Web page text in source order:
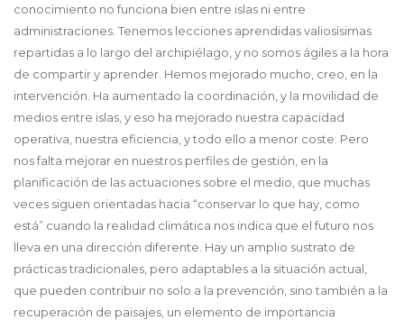
conocimiento no funciona bien entre islas ni entre
administraciones. Tenemos lecciones aprendidas valiosísimas
repartidas a lo largo del archipiélago, y no somos ágiles a la hora
de compartir y aprender. Hemos mejorado mucho, creo, en la
intervención. Ha aumentado la coordinación, y la movilidad de
medios entre islas, y eso ha mejorado nuestra capacidad
operativa, nuestra eficiencia, y todo ello a menor coste. Pero
nos falta mejorar en nuestros perfiles de gestión, en la
planificación de las actuaciones sobre el medio, que muchas
veces siguen orientadas hacia “conservar lo que hay, como
está” cuando la realidad climática nos indica que el futuro nos
lleva en una dirección diferente. Hay un amplio sustrato de
prácticas tradicionales, pero adaptables a la situación actual,
que pueden contribuir no solo a la prevención, sino también a la
recuperación de paisajes, un elemento de importancia